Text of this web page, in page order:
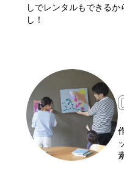
しでレンタルもできるか
し！